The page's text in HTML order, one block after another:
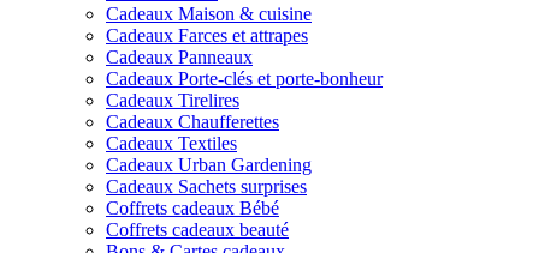
Cadeaux Maison & cuisine
Cadeaux Farces et attrapes
Cadeaux Panneaux
Cadeaux Porte-clés et porte-bonheur
Cadeaux Tirelires
Cadeaux Chaufferettes
Cadeaux Textiles
Cadeaux Urban Gardening
Cadeaux Sachets surprises
Coffrets cadeaux Bébé
Coffrets cadeaux beauté